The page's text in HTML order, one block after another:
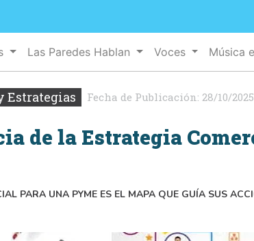
Las Paredes Hablan Voces Música
Estrategias Fecha de Publicación: 28/10/2025
de la Estrategia
PARA UNA PYME ES EL MAPA QUE GUÍA SUS